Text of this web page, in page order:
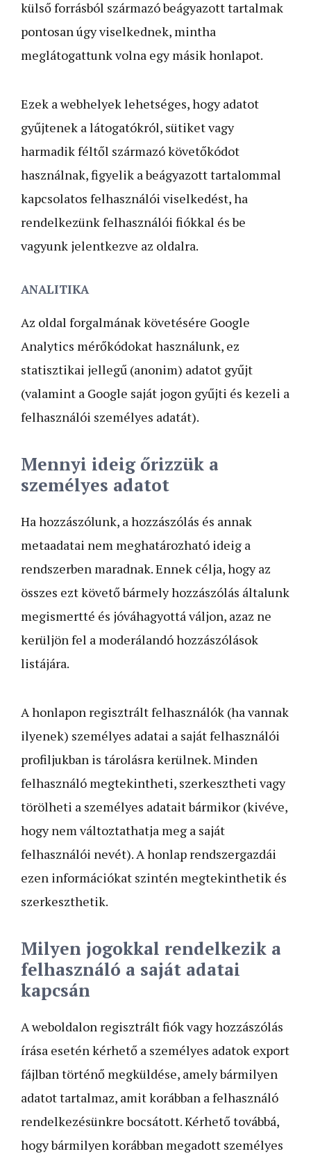
külső forrásból származó beágyazott tartalmak
pontosan úgy viselkednek, mintha
meglátogattunk volna egy másik honlapot.
Ezek a webhelyek lehetséges, hogy adatot
gyűjtenek a látogatókról, sütiket vagy
harmadik féltől származó követőkódot
használnak, figyelik a beágyazott tartalommal
kapcsolatos felhasználói viselkedést, ha
rendelkezünk felhasználói fiókkal és be
vagyunk jelentkezve az oldalra.
ANALITIKA
Az oldal forgalmának követésére Google
Analytics mérőkódokat használunk, ez
statisztikai jellegű (anonim) adatot gyűjt
(valamint a Google saját jogon gyűjti és kezeli a
felhasználói személyes adatát).
Mennyi ideig őrizzük a
személyes adatot
Ha hozzászólunk, a hozzászólás és annak
metaadatai nem meghatározható ideig a
rendszerben maradnak. Ennek célja, hogy az
összes ezt követő bármely hozzászólás általunk
megismertté és jóváhagyottá váljon, azaz ne
kerüljön fel a moderálandó hozzászólások
listájára.
A honlapon regisztrált felhasználók (ha vannak
ilyenek) személyes adatai a saját felhasználói
profiljukban is tárolásra kerülnek. Minden
felhasználó megtekintheti, szerkesztheti vagy
törölheti a személyes adatait bármikor (kivéve,
hogy nem változtathatja meg a saját
felhasználói nevét). A honlap rendszergazdái
ezen információkat szintén megtekinthetik és
szerkeszthetik.
Milyen jogokkal rendelkezik a
felhasználó a saját adatai
kapcsán
A weboldalon regisztrált fiók vagy hozzászólás
írása esetén kérhető a személyes adatok export
fájlban történő megküldése, amely bármilyen
adatot tartalmaz, amit korábban a felhasználó
rendelkezésünkre bocsátott. Kérhető továbbá,
hogy bármilyen korábban megadott személyes